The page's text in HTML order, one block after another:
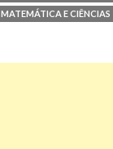
MATEMÁTICA E CIÊNCIAS